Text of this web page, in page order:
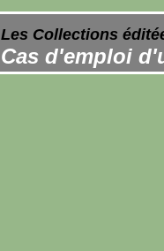
Les Collections
Cas d'emploi